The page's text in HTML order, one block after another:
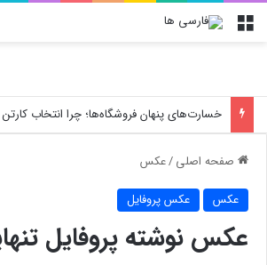
منو
خسارت‌های پنهان فروشگاه‌ها؛ چرا انتخاب
صفحه اصلی/عکس
عکس عکس پروفایل
عکس نوشته پروفایل